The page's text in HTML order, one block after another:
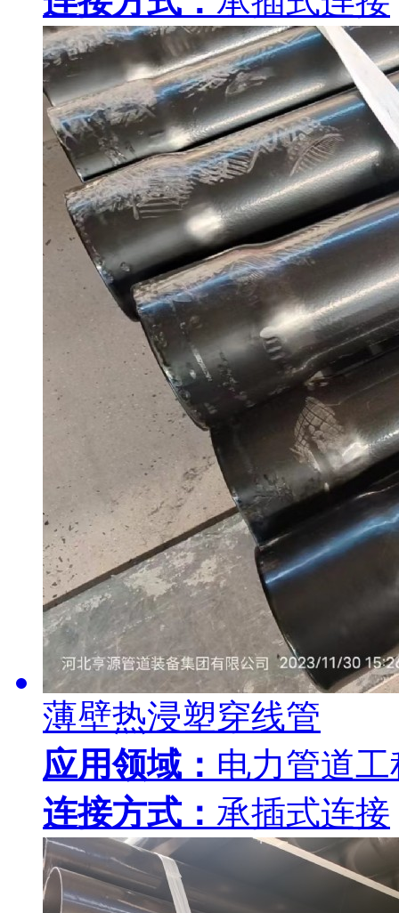
薄壁热浸塑穿线管
应用领域： 电力管道工
连接方式： 承插式连接